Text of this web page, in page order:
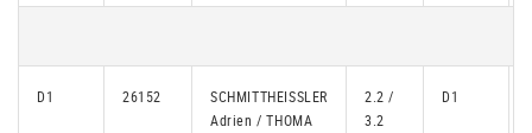
D1 26152
SCHMITTHEISSLER
Adrien / THOMA
2.2 /
3.2
D1